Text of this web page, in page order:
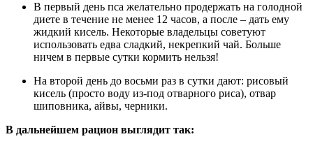
В первый день пса желательно продержать на голодной
диете в течение не менее 12 часов, а после – дать ему
жидкий кисель. Некоторые владельцы советуют
использовать едва сладкий, некрепкий чай. Больше
ничем в первые сутки кормить нельзя!
На второй день до восьми раз в сутки дают: рисовый
кисель (просто воду из-под отварного риса), отвар
шиповника, айвы, черники.
В дальнейшем рацион выглядит так: